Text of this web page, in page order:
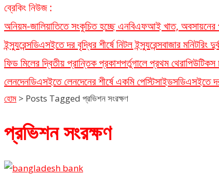
ব্রেকিং নিউজ :
অনিয়ম-জালিয়াতিতে সংকুচিত হচ্ছে এনবিএফআই খাত, অবসায়নের
ইন্স্যুরেন্সডিএসইতে দর বৃদ্ধির শীর্ষে নিটল ইন্স্যুরেন্সবাজার মনিটরিং
ফিড মিলের দ্বিতীয় প্রান্তিক প্রকাশপর্তুগালে প্রথম থেরাপিউটিকস
লেনদেনডিএসইতে লেনদেনের শীর্ষে একমি পেস্টিসাইডসডিএসইতে
হোম > Posts Tagged প্রভিশন সংরক্ষণ
প্রভিশন সংরক্ষণ